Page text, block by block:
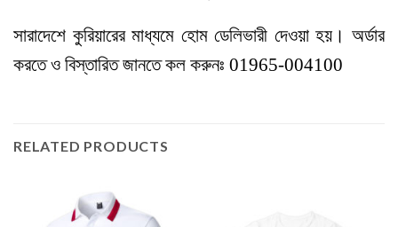
সারাদেশে কুরিয়ারের মাধ্যমে হোম ডেলিভারী দেওয়া হয়। অর্ডার
করতে ও বিস্তারিত জানতে কল করুনঃ 01965-004100
RELATED PRODUCTS